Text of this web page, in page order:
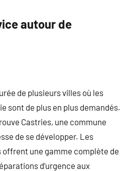
autour de
de plusieurs villes où les
sont de plus en plus demandés.
Castries, une commune
de se développer. Les
offrent une gamme complète de
d’urgence aux